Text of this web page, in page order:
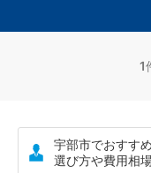
1
宇部市でおすす
選び方や費用相